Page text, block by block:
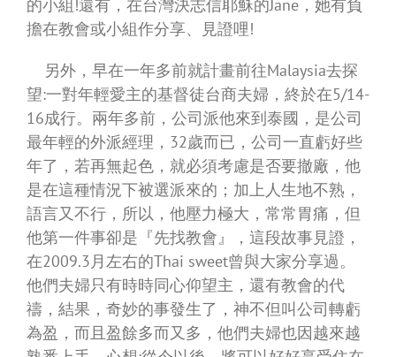
的小組!還有，在台灣決志信耶穌的Jane，她有負
擔在教會或小組作分享、見證哩!
另外，早在一年多前就計畫前往Malaysia去探
望:一對年輕愛主的基督徒台商夫婦，終於在5/14-
16成行。兩年多前，公司派他來到泰國，是公司
最年輕的外派經理，32歲而已，公司一直虧好些
年了，若再無起色，就必須考慮是否要撤廠，他
是在這種情況下被選派來的；加上人生地不熟，
語言又不行，所以，他壓力極大，常常胃痛，但
他第一件事卻是『先找教會』，這段故事見證，
在2009.3月左右的Thai sweet曾與大家分享過。
他們夫婦只有時時同心仰望主，還有教會的代
禱，結果，奇妙的事發生了，神不但叫公司轉虧
為盈，而且盈餘多而又多，他們夫婦也因越來越